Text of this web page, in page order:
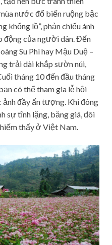
nước đổ biến ruộng bậc
khổng lồ”, phản chiếu ánh
động của người dân. Đến
Su Phì hay Mậu Duệ –
trải dài khắp sườn núi,
tháng 10 đến đầu tháng
có thể tham gia lễ hội
đầy ấn tượng. Khi đông
sự tĩnh lặng, băng giá, đôi
thấy ở Việt Nam.